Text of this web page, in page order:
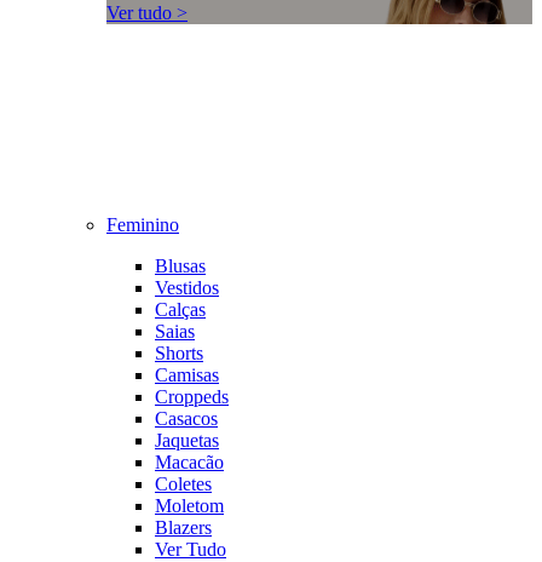
Ver tudo >
Feminino
Blusas
Vestidos
Calças
Saias
Shorts
Camisas
Croppeds
Casacos
Jaquetas
Macacão
Coletes
Moletom
Blazers
Ver Tudo